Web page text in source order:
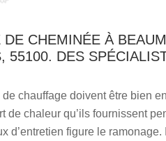
DE CHEMINÉE À
55100. DES
chauffage doivent être bien
de chaleur qu’ils fournissent
d’entretien figure le ramonage.